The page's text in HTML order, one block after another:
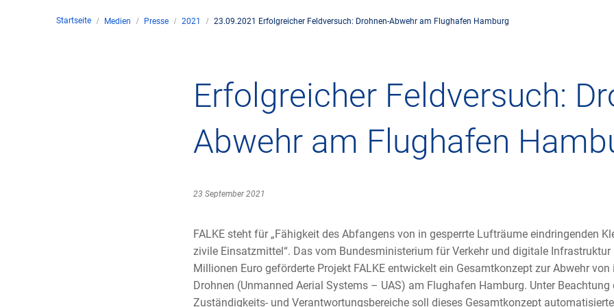
Unternehmen DFS
Geschäftspartner DFS
Technik
Forschung und Entwicklung
Klima
Umwelt vor Ort
FAQ zum
Drohnen an
Startseite Medien Presse 2021 23.09.2021 Erfolgreicher Feldversuch: Drohnen-Abwehr am Flughafen Hamburg
Erfolgreicher Feldversuch:
Abwehr am Flughafen
23 September 2021
FALKE steht für „Fähigkeit des Abfangens von in gesperrte Lufträume eindringenden
zivile Einsatzmittel“. Das vom Bundesministerium für Verkehr und digitale Infrastruktur
Millionen Euro geförderte Projekt FALKE entwickelt ein Gesamtkonzept zur Abwehr von
Drohnen (Unmanned Aerial Systems – UAS) am Flughafen Hamburg. Unter
Zuständigkeits- und Verantwortungsbereiche soll dieses Gesamtkonzept